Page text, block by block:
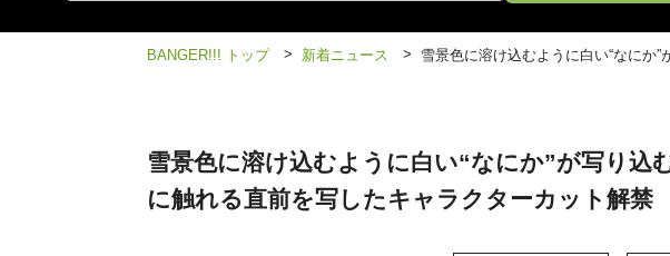
BANGER!!! トップ > 新着ニュース > 雪景色に溶け込むように白い“なにか
雪景色に溶け込むように白い“なにか”が写り込
に触れる直前を写したキャラクターカット解禁